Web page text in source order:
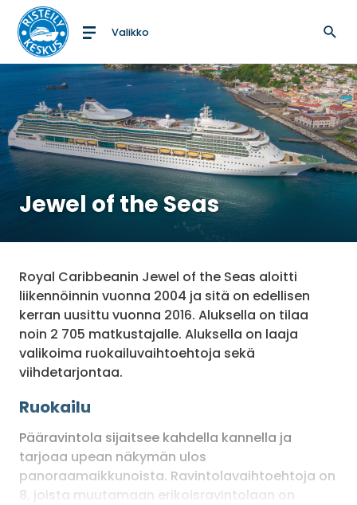
Etusivulle
Valikko
Jewel of the Seas
Royal Caribbeanin Jewel of the Seas aloitti
liikennöinnin vuonna 2004 ja sitä on edellisen
kerran uusittu vuonna 2016. Aluksella on tilaa
noin 2 705 matkustajalle. Aluksella on laaja
valikoima ruokailuvaihtoehtoja sekä
viihdetarjontaa.
Ruokailu
Pääravintola sijaitsee kahdella kannella ja
tarjoaa upean näkymän ulos
panoraamaikkunoista. Ravintolavaihtoehtoja on
8, joista muutamaan erikoisravintolaan on